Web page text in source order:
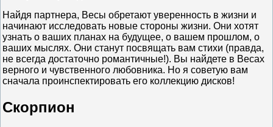
Найдя партнера, Весы обретают уверенность в жизни и
начинают исследовать новые стороны жизни. Они хотят
узнать о ваших планах на будущее, о вашем прошлом, о
ваших мыслях. Они станут посвящать вам стихи (правда,
не всегда достаточно романтичные!). Вы найдете в Весах
верного и чувственного любовника. Но я советую вам
сначала проинспектировать его коллекцию дисков!
Скорпион